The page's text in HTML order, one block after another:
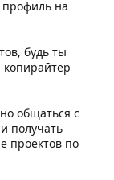
профиль на
будь ты
общаться с
получать
проектов по